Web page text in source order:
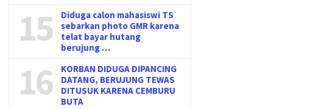
15
Diduga calon mahasiswi TS
sebarkan photo GMR karena
telat bayar hutang
berujung …
16
KORBAN DIDUGA DIPANCING
DATANG, BERUJUNG TEWAS
DITUSUK KARENA CEMBURU
BUTA